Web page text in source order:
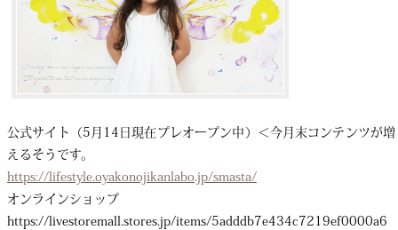
公式サイト（5月14日現在プレオープン中）＜今月末コンテンツが増
えるそうです。
https://lifestyle.oyakonojikanlabo.jp/smasta/
オンラインショップ
https://livestoremall.stores.jp/items/5adddb7e434c7219ef0000a6